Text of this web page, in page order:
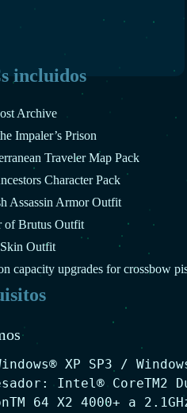
incluidos
Archive
Impaler’s Prison
Traveler Map Pack
Character Pack
Assassin Armor Outfit
of Brutus Outfit
Outfit
capacity upgrades for crossbow
XP SP3 /
Intel® CoreTM2
64 X2 4000+ a